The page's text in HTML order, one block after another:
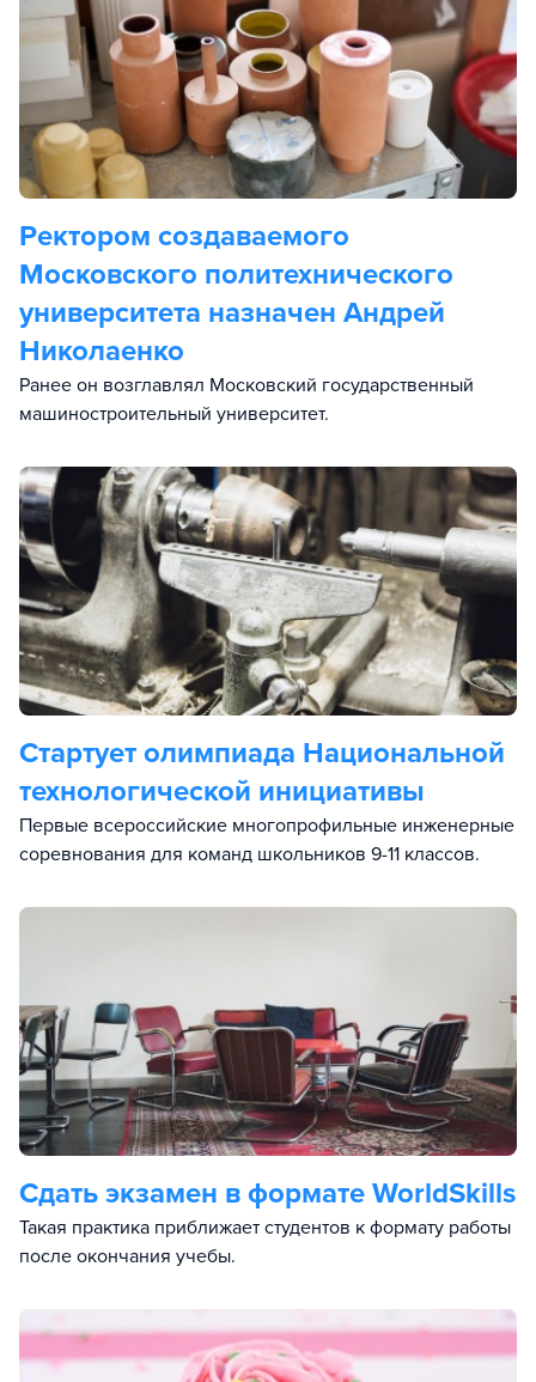
Ректором создаваемого
Московского политехнического
университета назначен Андрей
Николаенко
Ранее он возглавлял Московский государственный
машиностроительный университет.
Стартует олимпиада Национальной
технологической инициативы
Первые всероссийские многопрофильные инженерные
соревнования для команд школьников 9-11 классов.
Сдать экзамен в формате WorldSkills
Такая практика приближает студентов к формату работы
после окончания учебы.